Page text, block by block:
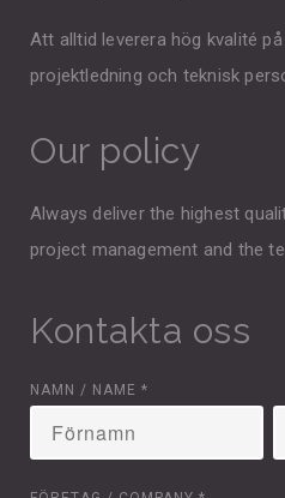
Att alltid leverera hög kvalité på
projektledning och teknisk
Our policy
Always deliver the highest
project management and the
Kontakta oss
NAMN / NAME *